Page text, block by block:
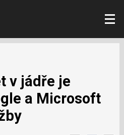
v jádře je
a Microsoft